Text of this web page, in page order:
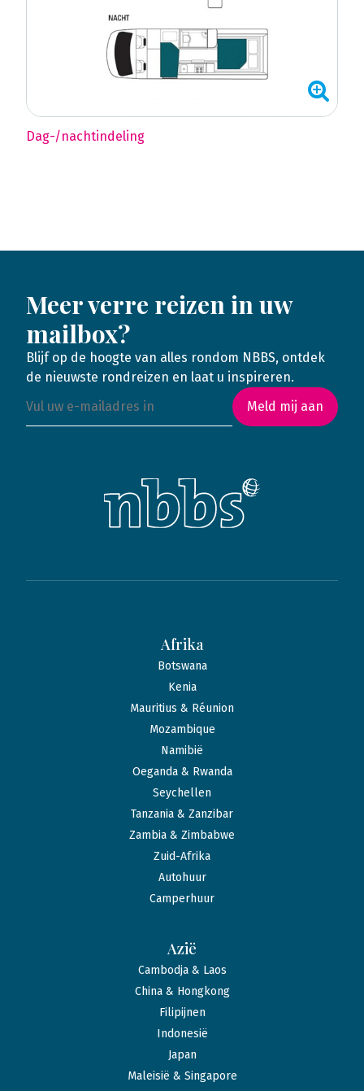
Dag-/nachtindeling
Meer verre reizen in uw
mailbox?
Blijf op de hoogte van alles rondom NBBS, ontdek
de nieuwste rondreizen en laat u inspireren.
Meld mij aan
Afrika
Botswana
Kenia
Mauritius & Réunion
Mozambique
Namibië
Oeganda & Rwanda
Seychellen
Tanzania & Zanzibar
Zambia & Zimbabwe
Zuid-Afrika
Autohuur
Camperhuur
Azië
Cambodja & Laos
China & Hongkong
Filipijnen
Indonesië
Japan
Maleisië & Singapore